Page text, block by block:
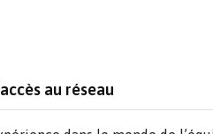
au réseau